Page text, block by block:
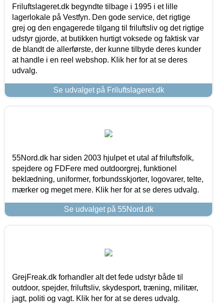
Friluftslageret.dk begyndte tilbage i 1995 i et lille
lagerlokale på Vestfyn. Den gode service, det rigtige
grej og den engagerede tilgang til friluftsliv og det rigtige
udstyr gjorde, at butikken hurtigt voksede og faktisk var
de blandt de allerførste, der kunne tilbyde deres kunder
at handle i en reel webshop. Klik her for at se deres
udvalg.
Se udvalget på Friluftslageret.dk
55Nord.dk har siden 2003 hjulpet et utal af friluftsfolk,
spejdere og FDFere med outdoorgrej, funktionel
beklædning, uniformer, forbundsskjorter, logovarer, telte,
mærker og meget mere. Klik her for at se deres udvalg.
Se udvalget på 55Nord.dk
GrejFreak.dk forhandler alt det fede udstyr både til
outdoor, spejder, friluftsliv, skydesport, træning, militær,
jagt, politi og vagt. Klik her for at se deres udvalg.